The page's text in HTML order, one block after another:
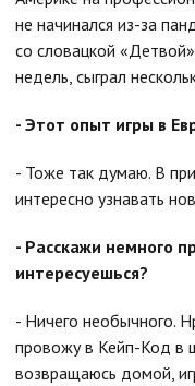
не начинался из-за
со словацкой
недель, сыграл
- Этот опыт игры в
- Тоже так думаю. В
интересно узнавать
- Расскажи немного
интересуешься?
- Ничего необычного.
провожу в Кейп-Код в
возвращаюсь домой,